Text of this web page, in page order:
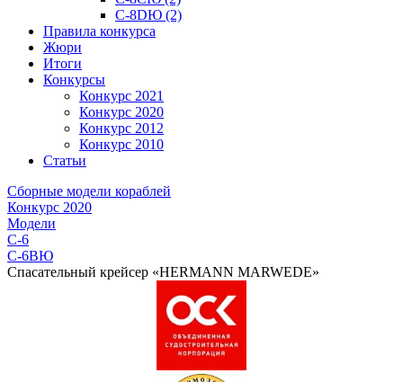
C-8DЮ (2)
Правила конкурса
Жюри
Итоги
Конкурсы
Конкурс 2021
Конкурс 2020
Конкурс 2012
Конкурс 2010
Статьи
Сборные модели кораблей
Конкурс 2020
Модели
C-6
C-6BЮ
Cпасательный крейсер «HERMANN MARWEDE»